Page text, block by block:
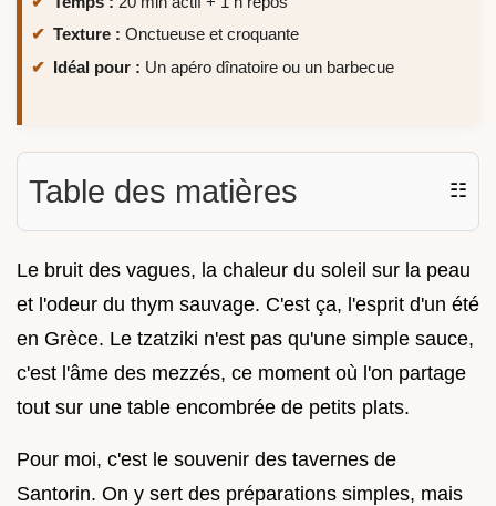
Texture : Onctueuse et croquante
Idéal pour : Un apéro dînatoire ou un barbecue
Table des matières ☷
Le bruit des vagues, la chaleur du soleil sur la peau
et l'odeur du thym sauvage. C'est ça, l'esprit d'un été
en Grèce. Le tzatziki n'est pas qu'une simple sauce,
c'est l'âme des mezzés, ce moment où l'on partage
tout sur une table encombrée de petits plats.
Pour moi, c'est le souvenir des tavernes de
Santorin. On y sert des préparations simples, mais